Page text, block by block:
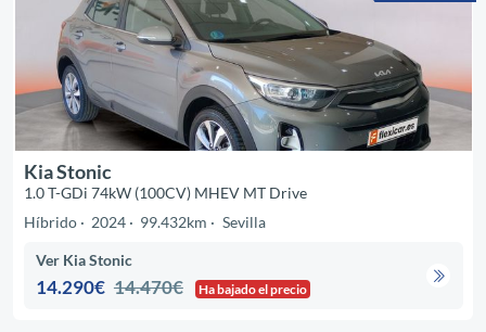
Kia Stonic
1.0 T-GDi 74kW (100CV) MHEV MT Drive
Híbrido
2024 99.432km Sevilla
Ver Kia Stonic
14.290€ 14.470€ Ha bajado el precio